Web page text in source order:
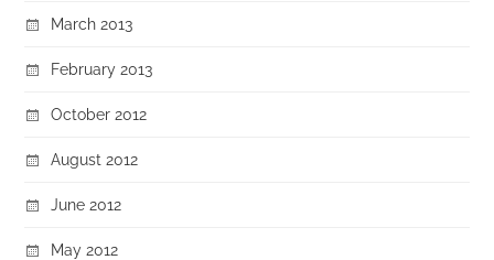
March 2013
February 2013
October 2012
August 2012
June 2012
May 2012